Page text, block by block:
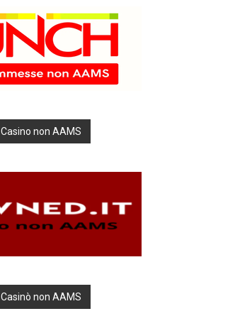
Casino non AAMS
Casinò non AAMS